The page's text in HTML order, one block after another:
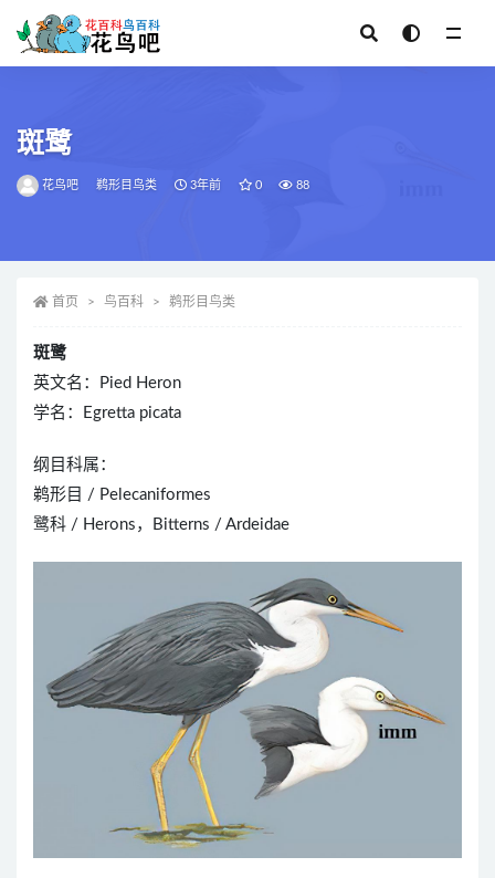
斑鹭
花鸟吧 鹈形目鸟类 3年前 0 88
首页 鸟百科 鹈形目鸟类
斑鹭
英文名：Pied Heron
学名：Egretta picata
纲目科属：
鹈形目 / Pelecaniformes
鹭科 / Herons，Bitterns / Ardeidae